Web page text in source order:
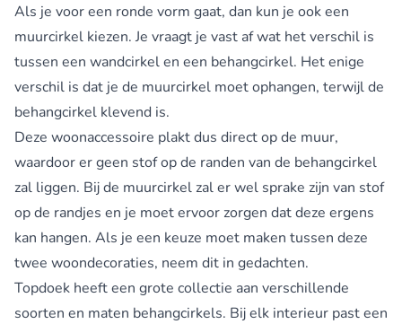
Als je voor een ronde vorm gaat, dan kun je ook een
muurcirkel kiezen. Je vraagt je vast af wat het verschil is
tussen een wandcirkel en een behangcirkel. Het enige
verschil is dat je de muurcirkel moet ophangen, terwijl de
behangcirkel klevend is.
Deze woonaccessoire plakt dus direct op de muur,
waardoor er geen stof op de randen van de behangcirkel
zal liggen. Bij de muurcirkel zal er wel sprake zijn van stof
op de randjes en je moet ervoor zorgen dat deze ergens
kan hangen. Als je een keuze moet maken tussen deze
twee woondecoraties, neem dit in gedachten.
Topdoek heeft een grote collectie aan verschillende
soorten en maten behangcirkels. Bij elk interieur past een